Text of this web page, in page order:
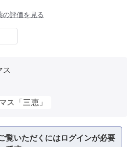
の評価を見る
ス
ス「三恵」
覧いただくにはログインが必要